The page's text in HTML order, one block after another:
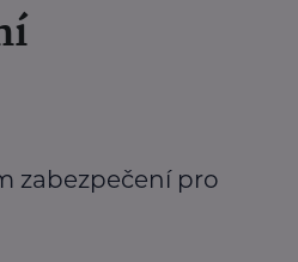
zabezpečení pro